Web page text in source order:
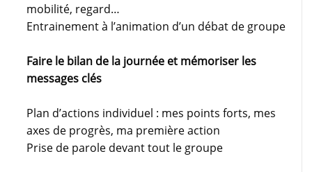
mobilité, regard…
Entrainement à l’animation d’un débat de groupe
Faire le bilan de la journée et mémoriser les
messages clés
Plan d’actions individuel : mes points forts, mes
axes de progrès, ma première action
Prise de parole devant tout le groupe